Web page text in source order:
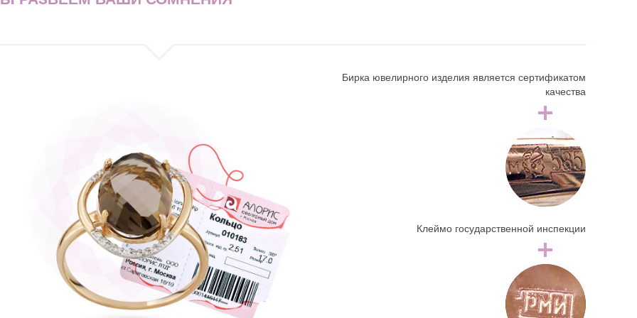
Бирка ювелирного изделия является сертификатом
качества
Клеймо государственной инспекции